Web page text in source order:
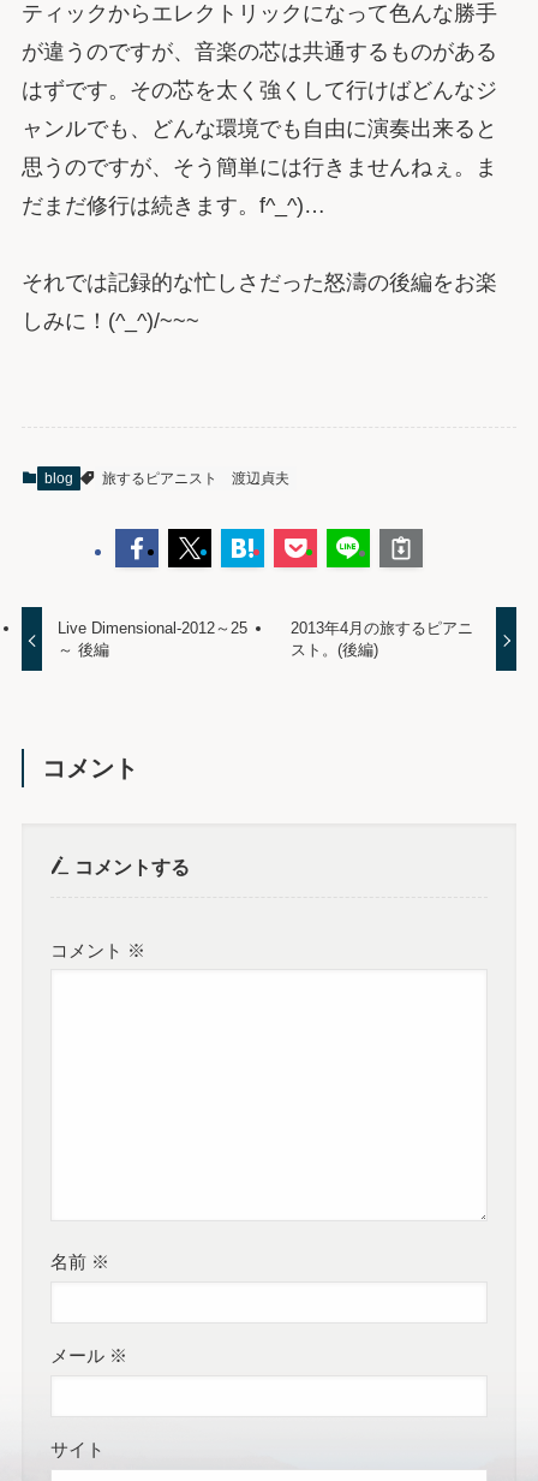
ティックからエレクトリックになって色んな勝手
が違うのですが、音楽の芯は共通するものがある
はずです。その芯を太く強くして行けばどんなジ
ャンルでも、どんな環境でも自由に演奏出来ると
思うのですが、そう簡単には行きませんねぇ。ま
だまだ修行は続きます。f^_^)…
それでは記録的な忙しさだった怒濤の後編をお楽
しみに！(^_^)/~~~
blog 旅するピアニスト 渡辺貞夫
Live Dimensional-2012～25
～ 後編
2013年4月の旅するピアニ
スト。(後編)
コメント
コメントする
コメント ※
名前 ※
メール ※
サイト